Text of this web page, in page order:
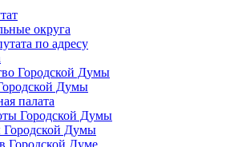
округа
по адресу
Городской Думы
Думы
палата
Городской Думы
Городской Думы
Городской Думе